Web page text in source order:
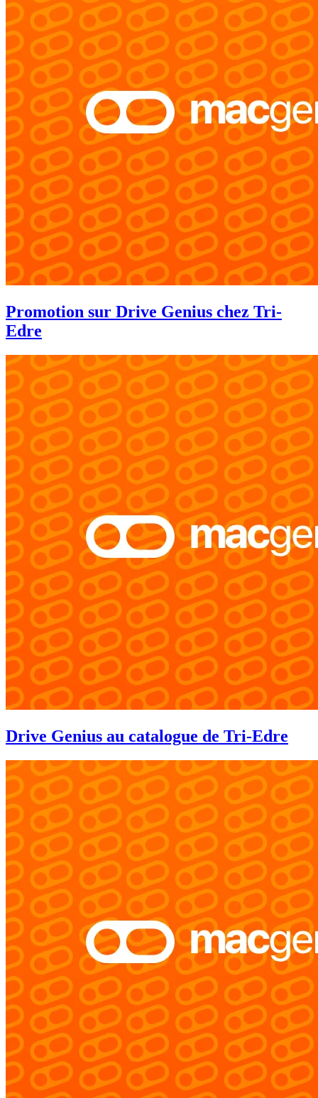
Promotion sur Drive Genius chez Tri-
Edre
Drive Genius au catalogue de Tri-Edre